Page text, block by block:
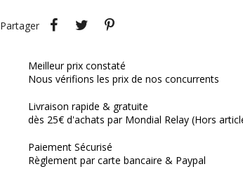
Partager
PartagerTweet
Meilleur prix constaté
Nous vérifions les prix de nos concurrents
Livraison rapide & gratuite
dès 25€ d'achats par Mondial Relay (Hors
Paiement Sécurisé
Règlement par carte bancaire & Paypal